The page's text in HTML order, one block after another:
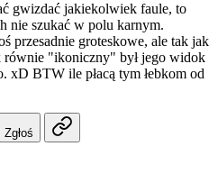
gwizdać jakiekolwiek faule, to
nie szukać w polu karnym.
przesadnie groteskowe, ale tak jak
równie "ikoniczny" był jego widok
xD BTW ile płacą tym łebkom od
Zgłoś